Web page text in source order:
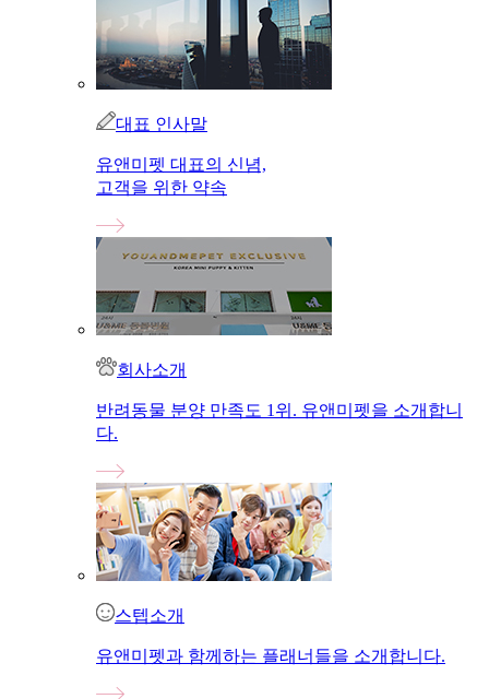
대표 인사말
유앤미펫 대표의 신념,
고객을 위한 약속
회사소개
반려동물 분양 만족도 1위. 유앤미펫을 소개합니
다.
스텝소개
유앤미펫과 함께하는 플래너들을 소개합니다.